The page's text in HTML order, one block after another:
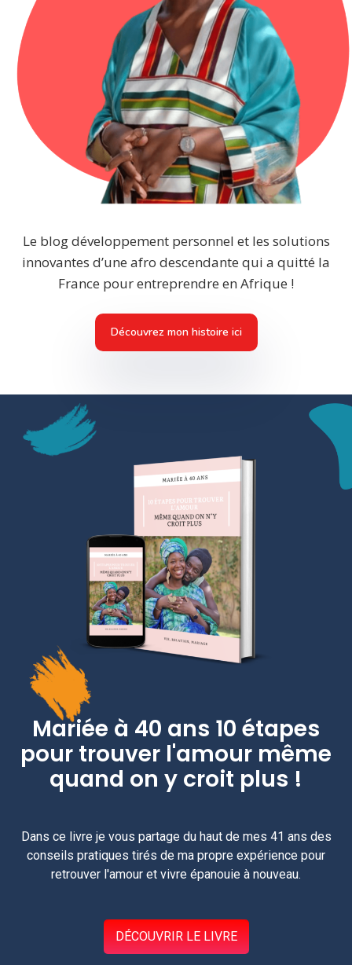
Le blog développement personnel et les solutions
innovantes d’une afro descendante qui a quitté la
France pour entreprendre en Afrique !
Découvrez mon histoire ici
Mariée à 40 ans 10 étapes
pour trouver l'amour même
quand on y croit plus !
Dans ce livre je vous partage du haut de mes 41 ans des
conseils pratiques tirés de ma propre expérience pour
retrouver l'amour et vivre épanouie à nouveau.
DÉCOUVRIR LE LIVRE